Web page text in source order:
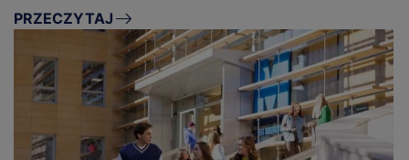
PRZECZYTAJ